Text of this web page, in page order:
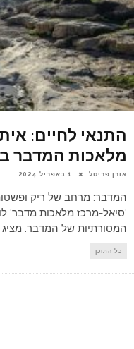
התנאי לחיים:
מלאכות המדבר ב OUTPANEL)
אורן פריטל 1 באפריל 2024
המדבר: מרחב של ריק
'סיאל-מרכז מלאכות מדבר'
המסורתיות של המדבר.
כל התוכן